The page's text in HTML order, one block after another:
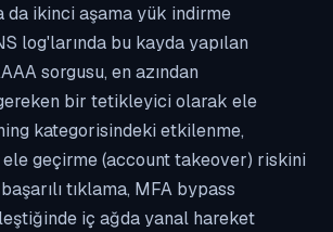
da ikinci aşama yük indirme
log'larında bu kayda yapılan
sorgusu, en azından
bir tetikleyici olarak ele
kategorisindeki etkilenme,
geçirme (account takeover) riskini
tıklama, MFA bypass
iç ağda yanal hareket